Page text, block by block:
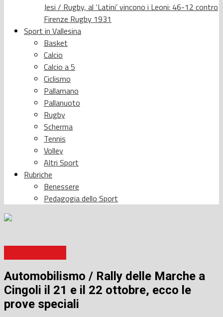
Jesi / Rugby, al ‘Latini’ vincono i Leoni: 46-12 contro
Firenze Rugby 1931
Sport in Vallesina
Basket
Calcio
Calcio a 5
Ciclismo
Pallamano
Pallanuoto
Rugby
Scherma
Tennis
Volley
Altri Sport
Rubriche
Benessere
Pedagogia dello Sport
Automobilismo / Rally delle Marche a
Cingoli il 21 e il 22 ottobre, ecco le
prove speciali